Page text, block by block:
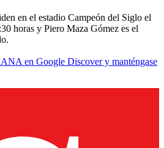
en el estadio Campeón del Siglo el
horas y Piero Maza Gómez es el
en Google Discover y manténgase